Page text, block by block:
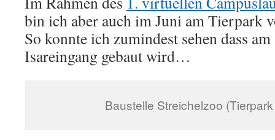
bin ich aber auch im Juni am Tierpark
So konnte ich zumindest sehen dass
Isareingang gebaut wird…
Baustelle Streichelzoo